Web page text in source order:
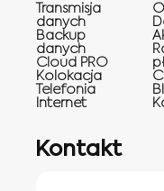
Transmisja
danych
Backup
danych
Cloud PRO
Kolokacja
Telefonia
Internet
Kontakt